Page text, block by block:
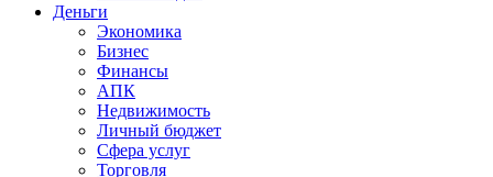
Деньги
Экономика
Бизнес
Финансы
АПК
Недвижимость
Личный бюджет
Сфера услуг
Торговля